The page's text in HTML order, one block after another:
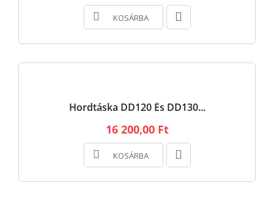
KOSÁRBA
Hordtáska DD120 És DD130...
16 200,00 Ft
KOSÁRBA